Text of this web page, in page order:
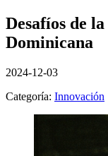
Desafíos de
Dominicana
2024-12-03
Categoría: Innovación